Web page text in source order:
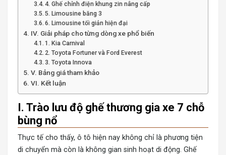
4. Ghế chỉnh điện khung zin nâng cấp
5. Limousine băng 3
6. Limousine tối giản hiện đại
IV. Giải pháp cho từng dòng xe phổ biến
1. Kia Carnival
2. Toyota Fortuner và Ford Everest
3. Toyota Innova
V. Bảng giá tham khảo
VI. Kết luận
I. Trào lưu độ ghế thương gia xe 7 chỗ
bùng nổ
Thực tế cho thấy, ô tô hiện nay không chỉ là phương tiện
di chuyển mà còn là không gian sinh hoạt di động. Ghế